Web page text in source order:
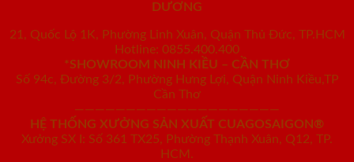
DƯƠNG
21, Quốc Lộ 1K, Phường Linh Xuân, Quận Thủ Đức, TP.HCM
Hotline: 0855.400.400
*SHOWROOM NINH KIỀU – CẦN THƠ
Số 94c, Đường 3/2, Phường Hưng Lợi, Quận Ninh Kiều,TP
Cần Thơ
————————————————————
HỆ THỐNG XƯỞNG SẢN XUẤT CUAGOSAIGON®
Xưởng SX I: Số 361 TX25, Phường Thạnh Xuân, Q12, TP.
HCM.